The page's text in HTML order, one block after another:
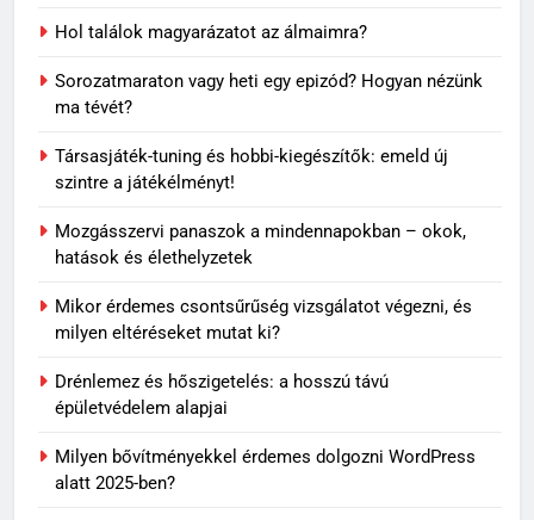
Hol találok magyarázatot az álmaimra?
Sorozatmaraton vagy heti egy epizód? Hogyan nézünk
ma tévét?
Társasjáték-tuning és hobbi-kiegészítők: emeld új
szintre a játékélményt!
Mozgásszervi panaszok a mindennapokban – okok,
hatások és élethelyzetek
Mikor érdemes csontsűrűség vizsgálatot végezni, és
milyen eltéréseket mutat ki?
Drénlemez és hőszigetelés: a hosszú távú
épületvédelem alapjai
Milyen bővítményekkel érdemes dolgozni WordPress
alatt 2025-ben?
válassz helyet a látványos
virágzáshoz
OTTHON
Visszatérő álmok: miért jelenhet
újra?
MINDENNAPOK
7
Travertin burkolat időtállósága,
OTTHON
8